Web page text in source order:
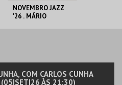
NOVEMBRO JAZZ
'26 . MÁRIO
MAIS INFO
COM CARLOS CUNHA
(05|SET|26 ÀS 21:30)